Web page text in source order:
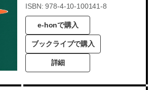
ISBN: 978-4-10-100141-8
e-honで購入
ブックライブで購入
詳細